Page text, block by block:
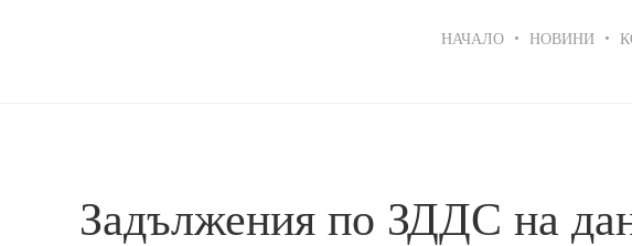
navigation
НАЧАЛО НОВИНИ
Задължения по ЗДДС на